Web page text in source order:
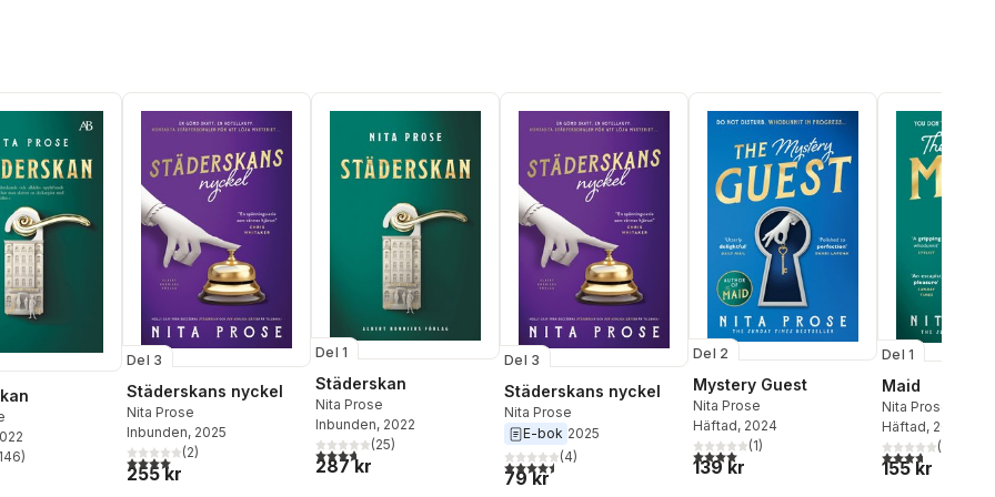
Totalt antal röster:
)
Del 3
Städerskans nyckel
Nita Prose
Inbunden, 2025
4,0utav 5 stjärnor. Totalt antal röster:
(2)
255 kr
Del 1
Städerskan
Nita Prose
Inbunden, 2022
3,7utav 5 stjärnor. Totalt antal röster:
(25)
287 kr
Del 3
Städerskans nyckel
Nita Prose
E-bok 2025
4,5utav 5 stjärnor. Totalt antal röster:
(4)
79 kr
Del 2
Mystery Guest
Nita Prose
Häftad, 2024
4,0utav 5 stjärnor. Totalt antal röster:
(1)
139 kr
Del 1
Maid
Nita Prose
Häftad, 2023
3,7utav 5(
155 kr